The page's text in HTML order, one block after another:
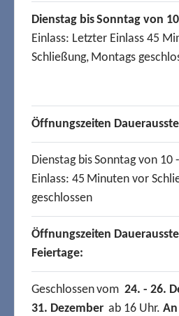
Dienstag bis Sonntag von
Einlass: Letzter Einlass 45
Schließung, Montags
Öffnungszeiten
Dienstag bis Sonntag von 10
Einlass: 45 Minuten vor
geschlossen
Öffnungszeiten
Feiertage:
Geschlossen vom24. - 26.
31. Dezemberab 16 Uhr.